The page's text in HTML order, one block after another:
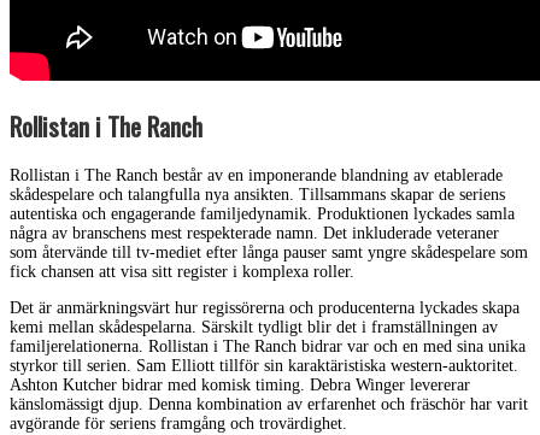
Rollistan i The Ranch
Rollistan i The Ranch består av en imponerande blandning av etablerade
skådespelare och talangfulla nya ansikten. Tillsammans skapar de seriens
autentiska och engagerande familjedynamik. Produktionen lyckades samla
några av branschens mest respekterade namn. Det inkluderade veteraner
som återvände till tv-mediet efter långa pauser samt yngre skådespelare som
fick chansen att visa sitt register i komplexa roller.
Det är anmärkningsvärt hur regissörerna och producenterna lyckades skapa
kemi mellan skådespelarna. Särskilt tydligt blir det i framställningen av
familjerelationerna. Rollistan i The Ranch bidrar var och en med sina unika
styrkor till serien. Sam Elliott tillför sin karaktäristiska western-auktoritet.
Ashton Kutcher bidrar med komisk timing. Debra Winger levererar
känslomässigt djup. Denna kombination av erfarenhet och fräschör har varit
avgörande för seriens framgång och trovärdighet.